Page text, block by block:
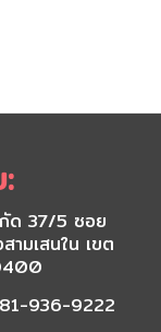
กัด 37/5 ซอย
ามเสนใน เขต
936-9222